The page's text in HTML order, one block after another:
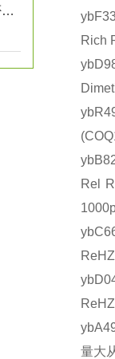
简单的尿液检测就能知道你吃的是否健康？
Rich
Rel
量大